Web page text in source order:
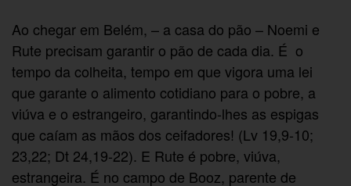
Ao chegar em Belém, – a casa do pão – Noemi e
Rute precisam garantir o pão de cada dia. É o
tempo da colheita, tempo em que vigora uma lei
que garante o alimento cotidiano para o pobre, a
viúva e o estrangeiro, garantindo-lhes as espigas
que caíam as mãos dos ceifadores! (Lv 19,9-10;
23,22; Dt 24,19-22). E Rute é pobre, viúva,
estrangeira. É no campo de Booz, parente de